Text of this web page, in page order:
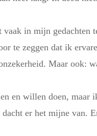
in mijn gedachten
te zeggen dat ik
Maar ook:
en willen doen,
er het mijne van.